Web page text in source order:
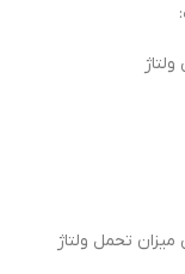
میزان تحمل ولتاژ